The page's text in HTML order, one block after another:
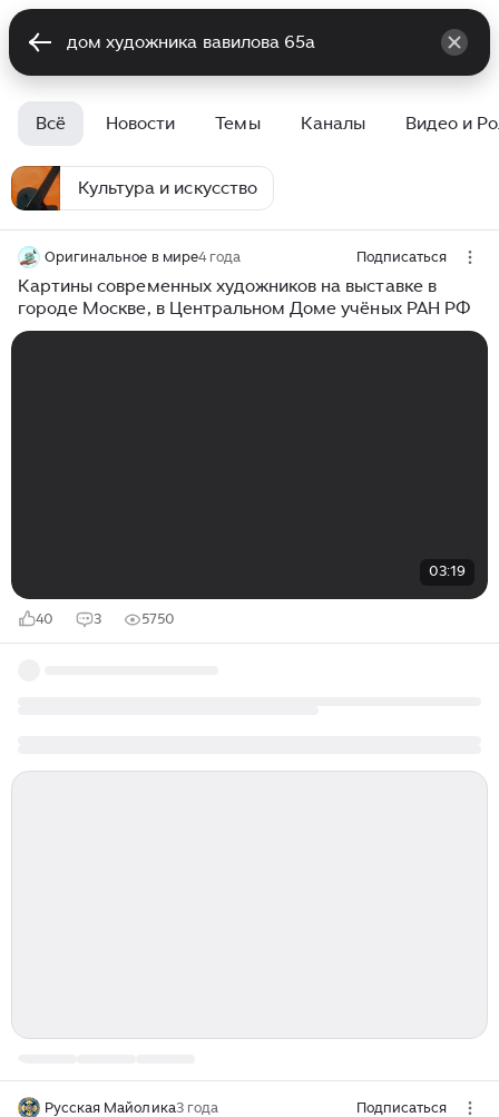
Всё Новости Темы Каналы Видео и
Культура и искусство
Оригинальное в мире4 года Подписаться
Картины современных художников на выставке в
городе Москве, в Центральном Доме учёных РАН РФ
03:19
40 3 5750
Русская Майолика3 года Подписаться